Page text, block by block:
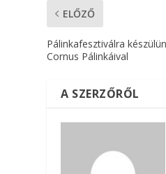
ELŐZŐ
Pálinkafesztiválra
Cornus Pálinkáival
A SZERZŐRŐL